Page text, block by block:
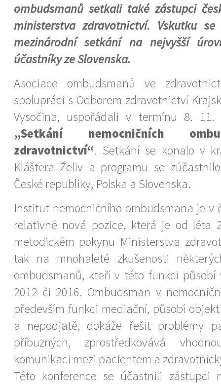
ombudsmanů setkali také zástupci
ministerstva zdravotnictví. Vskutku
mezinárodní setkání na nejvyšší
účastníky ze Slovenska.
Asociace ombudsmanů ve
spolupráci s Odborem zdravotnictví
Vysočina, uspořádali v termínu 8.
„Setkání nemocničních
zdravotnictví“. Setkání se konalo v
Kláštera Želiv a programu se
České republiky, Polska a Slovenska.
Institut nemocničního ombudsmana je v
relativně nová pozice, která je od léta
metodickém pokynu Ministerstva
tak na mnohaleté zkušenosti
ombudsmanů, kteří v této funkci působí
2012 či 2016. Ombudsman v
především funkci mediační, působí
a nepodjatě, dokáže řešit problémy
příbuzných, zprostředkovává
komunikaci mezi pacientem a
Této konference se účastnili zástupci